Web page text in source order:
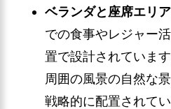
ベランダと座席エリア
での食事やレジャー
置で設計されていま
周囲の風景の自然な
戦略的に配置されてい